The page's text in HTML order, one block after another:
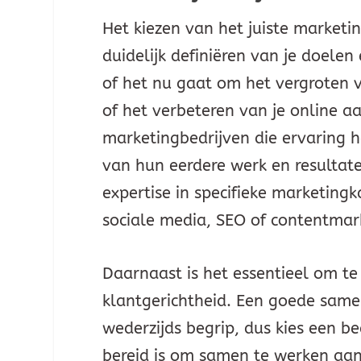
Het kiezen van het juiste
duidelijk definiëren van je
of het nu gaat om het vergroten
of het verbeteren van je online
marketingbedrijven die ervaring
van hun eerdere werk en
expertise in specifieke
sociale media, SEO of
Daarnaast is het essentieel om
klantgerichtheid. Een goede
wederzijds begrip, dus kies een
bereid is om samen te werken